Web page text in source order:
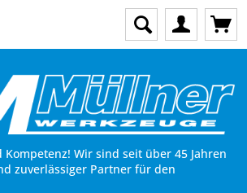
Wir sind seit über 45 Jahren
zuverlässiger Partner für den